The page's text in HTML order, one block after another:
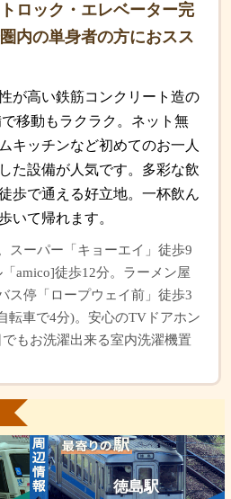
ロック・エレベーター完
内の単身者の方におスス
が高い鉄筋コンクリート造の
移動もラクラク。ネット無
キッチンなど初めてのお一人
た設備が人気です。多彩な飲
歩で通える好立地。一杯飲ん
いて帰れます。
スーパー「キョーエイ」徒歩9
amico]徒歩12分。ラーメン屋
ス停「ロープウェイ前」徒歩3
転車で4分)。安心のTVドアホン
もお洗濯出来る室内洗濯機置
徳島駅